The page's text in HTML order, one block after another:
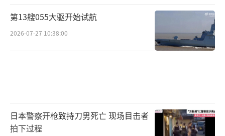
第13艘055大驱开始试航
2026-07-27 10:38:00
日本警察开枪致持刀男死亡 现场目击者
拍下过程